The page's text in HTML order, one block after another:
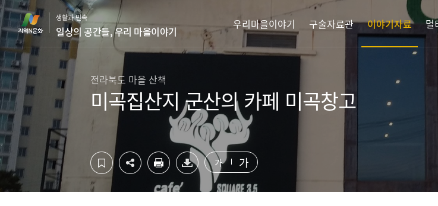
컨
텐
츠
영
역
바
로
가
기
하
단
영
역
바
로
가
기
생활과 민속
일상의 공간들, 우리 마을이야기
우리마을이야기 구술자료관 이야기자료 멀
전라북도 마을 산책
미곡집산지 군산의 카페 미곡창고
가 가